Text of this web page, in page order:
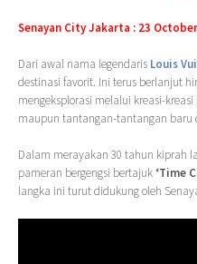
Senayan City Jakarta : 23
Dari awal nama legendaris Louis
destinasi favorit. Ini terus berlanjut
mengeksplorasi melalui kreasi-
maupun tantangan-tantangan baru
Dalam merayakan 30 tahun kiprah
pameran bergengsi bertajuk ‘Time
langka ini turut didukung oleh